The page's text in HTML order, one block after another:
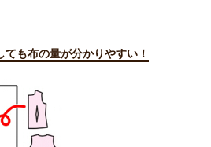
も布の量が分かりやすい！